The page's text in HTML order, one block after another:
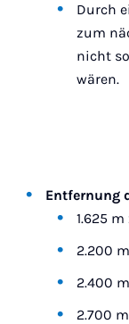
Durch
zum
nicht
wären.
Entfernung
1.625
2.200
2.400
2.700